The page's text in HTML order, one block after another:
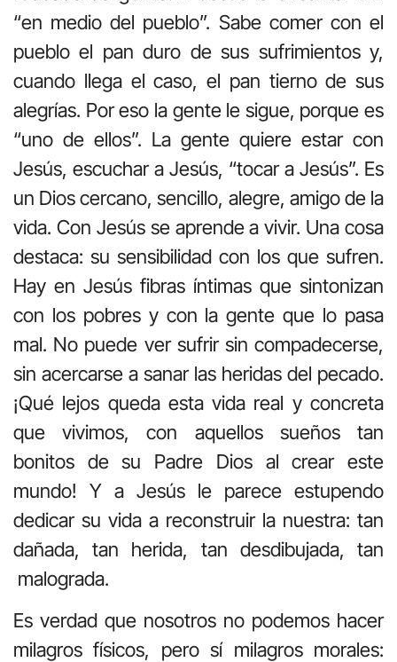
“en medio del pueblo”. Sabe comer con el
pueblo el pan duro de sus sufrimientos y,
cuando llega el caso, el pan tierno de sus
alegrías. Por eso la gente le sigue, porque es
“uno de ellos”. La gente quiere estar con
Jesús, escuchar a Jesús, “tocar a Jesús”. Es
un Dios cercano, sencillo, alegre, amigo de la
vida. Con Jesús se aprende a vivir. Una cosa
destaca: su sensibilidad con los que sufren.
Hay en Jesús fibras íntimas que sintonizan
con los pobres y con la gente que lo pasa
mal. No puede ver sufrir sin compadecerse,
sin acercarse a sanar las heridas del pecado.
¡Qué lejos queda esta vida real y concreta
que vivimos, con aquellos sueños tan
bonitos de su Padre Dios al crear este
mundo! Y a Jesús le parece estupendo
dedicar su vida a reconstruir la nuestra: tan
dañada, tan herida, tan desdibujada, tan
malograda.
Es verdad que nosotros no podemos hacer
milagros físicos, pero sí milagros morales: